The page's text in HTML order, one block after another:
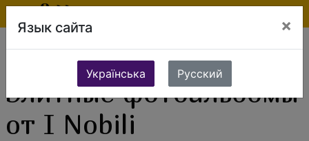
Ювелирные изделия Сувениры и подарки
Элитные подарки
Элитные фотоальбомы
от I Nobili
Язык сайта ×
Українська Русский